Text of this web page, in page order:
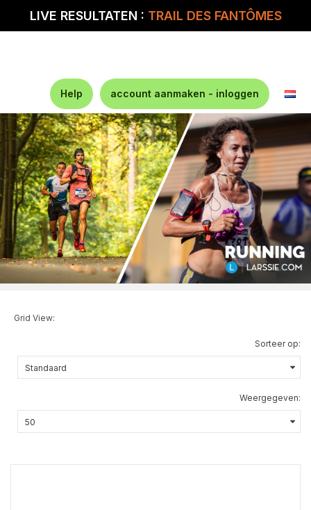
LIVE RESULTATEN : TRAIL DES FANTÔMES
Help account aanmaken - inloggen
Grid View:
Sorteer op:
Weergegeven: